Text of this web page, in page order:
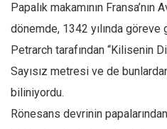
Papalık makamının Fransa’nın
dönemde, 1342 yılında göreve
Petrarch tarafından “Kilisenin
Sayısız metresi ve de
biliniyordu.
Rönesans devrinin